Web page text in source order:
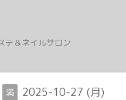
テ＆ネイルサロン
満 2025-10-27 (月)